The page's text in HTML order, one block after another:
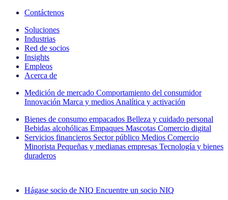
Contáctenos
Soluciones
Industrias
Red de socios
Insights
Empleos
Acerca de
Medición de mercado Comportamiento del consumidor
Innovación Marca y medios Analítica y activación
Bienes de consumo empacados Belleza y cuidado personal
Bebidas alcohólicas Empaques Mascotas Comercio digital
Servicios financieros Sector público Medios Comercio
Minorista Pequeñas y medianas empresas Tecnología y bienes
duraderos
Hágase socio de NIQ Encuentre un socio NIQ